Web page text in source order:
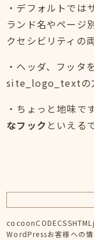
・デフォルトでは
ランド名やページ
クセシビリティの
・ヘッダ、フッタ
site_logo_textの
・ちょっと地味で
なフック といえる
cocoonCODECSSHTML
WordPressお客様への